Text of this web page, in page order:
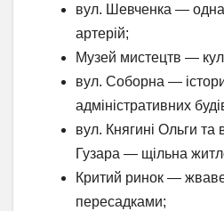
вул. Шевченка —
артерій;
Музей мистецтв —
вул. Соборна —
адміністративних
вул. Княгині Ольги
Гузара — щільна
Критий ринок —
пересадками;